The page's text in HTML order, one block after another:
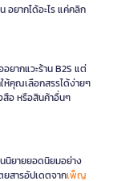
ยากได้อะไร แค่คลิก
ยากแวะร้าน B2S แต่
ให้คุณเลือกสรรได้ง่ายๆ
สือ หรือสินค้าอื่นๆ
นิยายยอดนิยมอย่าง
ยสารอัปเดตจากเพ็ญ